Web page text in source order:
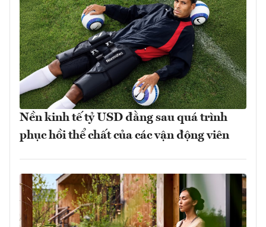
Nền kinh tế tỷ USD đằng sau quá trình
phục hồi thể chất của các vận động viên